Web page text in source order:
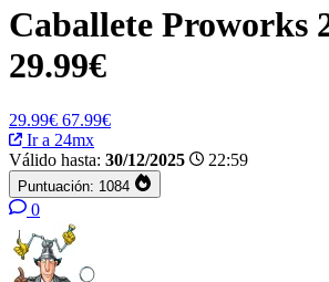
Caballete Proworks
29.99€
29.99€ 67.99€
Ir a 24mx
Válido hasta: 30/12/2025 22:59
Puntuación: 1084
0